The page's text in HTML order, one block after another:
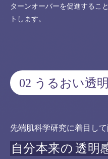
ターンオーバーを促進するこ
トします。
02 うるおい透
先端肌科学研究に着目して
自分本来の 透明